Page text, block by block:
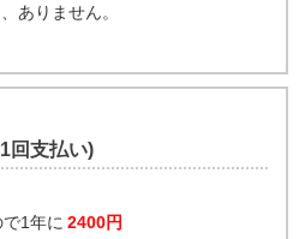
ありません。
回支払い)
1年に 2400円